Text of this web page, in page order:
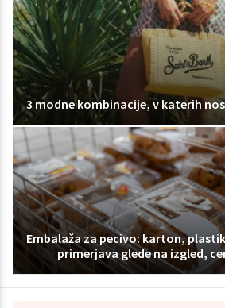
3 modne kombinacije, v katerih
Embalaža za pecivo: karton,
primerjava glede na izgled,